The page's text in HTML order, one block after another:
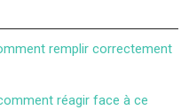
remplir correctement
réagir face à ce